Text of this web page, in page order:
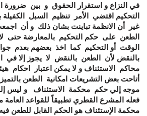
في النزاع و استقرار الحقوق و بين ضرورة
التحكيم اقتضي الأمر تنظيم السبل الكفيلة
غير أن الانظمة تباينت بشان ذلك و أن
الطعن على حكم التحكيم بالمعارضة حتى لا
الوقت أو التحكيم كما اخذ بعضهم بعدم
بالنقض لأن الطعن بالنقض لا يجوز إلا في
محاكم الاستئناف و لا يمكن اعتبار احكام
أتاحت بعض التشريعات امكانية الطعن
موجه إلي حكم محكمة الاستئناف و ليس
فعله المشرع القطري تطبيقاً للقواعد
محكمة الإستئناف هو الحكم القابل للطعن